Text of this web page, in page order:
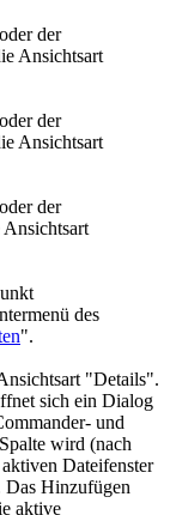
der
Ansichtsart
der
Ansichtsart
der
des
".
"Details".
sich ein Dialog
und
wird (nach
Dateifenster
Das Hinzufügen
aktive